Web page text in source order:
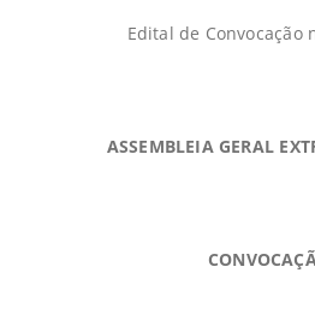
Edital de Convocação
ASSEMBLEIA GERAL